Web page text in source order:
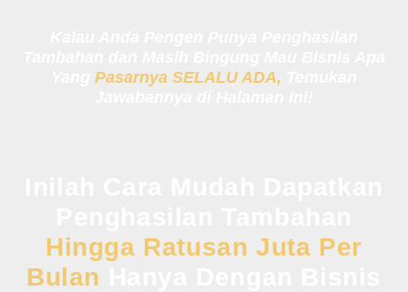
Pasarnya SELALU ADA,
Hingga Ratusan Juta Per
Bulan